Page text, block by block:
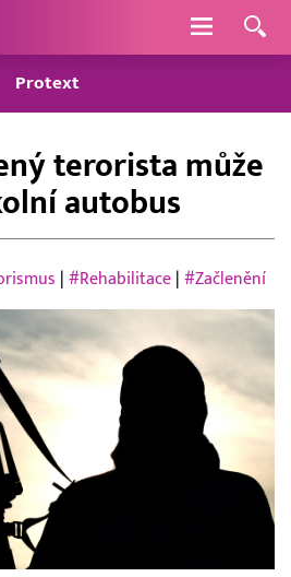
Navigace
Protext
terorista může
autobus
|#Rehabilitace |#Začlenění